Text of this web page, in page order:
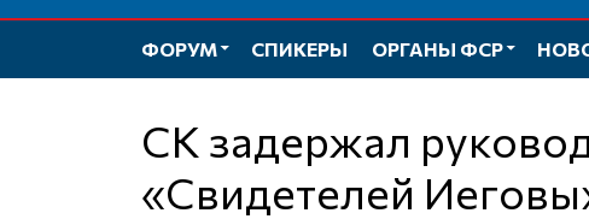
ФОРУМ СПИКЕРЫ ОРГАНЫ ФСР
СК задержал руководителей центра
«Свидетелей